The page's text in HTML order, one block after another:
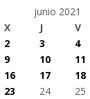
junio 2021
X J V
2 3 4
9 10 11
16 17 18
23 24 25